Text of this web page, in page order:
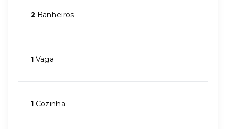
2 Banheiros
1 Vaga
1 Cozinha